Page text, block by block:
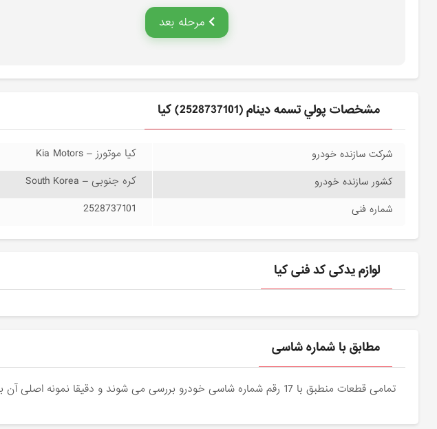
مرحله بعد
مشخصات پولي تسمه دينام (2528737101) کیا
شرکت سازنده خودرو کیا موتورز – Kia Motors
کشور سازنده خودرو کره جنوبی – South Korea
شماره فنی 2528737101
لوازم یدکی کد فنی کیا
مطابق با شماره شاسی
تمامی قطعات منطبق با 17 رقم شماره شاسی خودرو بررسی می شوند و دقیقا نمونه اصلی آن برای مشتریان عزیز ارسال می شود.